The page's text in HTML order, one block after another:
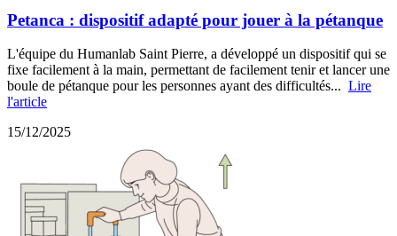
Petanca : dispositif adapté pour jouer à la pétanque
L'équipe du Humanlab Saint Pierre, a développé un dispositif qui se
fixe facilement à la main, permettant de facilement tenir et lancer une
boule de pétanque pour les personnes ayant des difficultés... Lire
l'article
15/12/2025